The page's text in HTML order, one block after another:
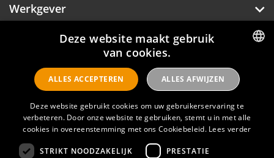
Werkgever
Over Hotelprofessionals
Hotelprofessionals
FAQ
Privacyverklaring
DUTCH
ENGLISH
Deze website maakt gebruik
van cookies.
Deze website gebruikt cookies om uw gebruikerservaring te
verbeteren. Door onze website te gebruiken, stemt u in met alle
cookies in overeenstemming met ons Cookiebeleid. Lees verder
STRIKT NOODZAKELIJK PRESTATIE
ALLES ACCEPTEREN ALLES AFWIJZEN